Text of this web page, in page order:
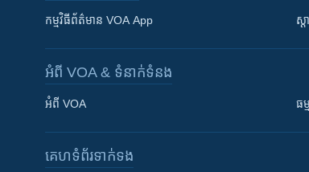
កម្មវិធី​ព័ត៌មាន VOA App ស្
អំពី​ VOA & ទំនាក់ទំនង
អំពី​ VOA ធ
គេហទំព័រ​​ទាក់ទង